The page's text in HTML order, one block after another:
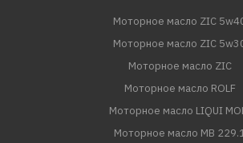
Моторное масло ZIC
Моторное масло ZIC
Моторное масло ZIC
Моторное масло ROLF
Моторное масло LIQUI
Моторное масло MB